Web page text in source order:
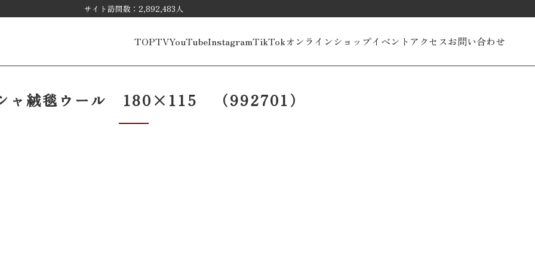
サイト訪問数：2,892,483人
TOPTVYouTubeInstagramTikTokオンラインショップイベント アクセスお問い合わせ
ャ絨毯ウール 180×115 （992701）